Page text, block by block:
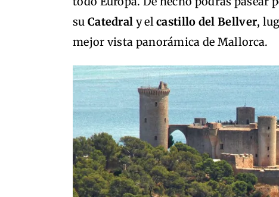
su Catedral y elcastillo del Bellver,
mejor vista panorámica de Mallorca.